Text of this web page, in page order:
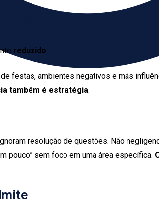
reduzido.
festas, ambientes negativos e más
também é estratégia.
resolução de questões. Não
pouco” sem foco em uma área específica.